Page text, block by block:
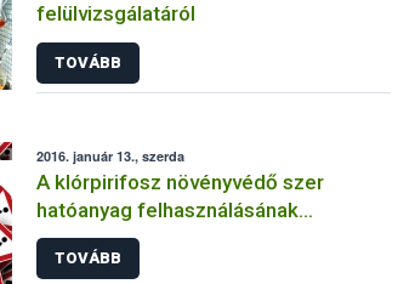
felülvizsgálatáról
TOVÁBB
2016. január 13., szerda
A klórpirifosz növényvédő szer
hatóanyag felhasználásának
korlátozása
TOVÁBB